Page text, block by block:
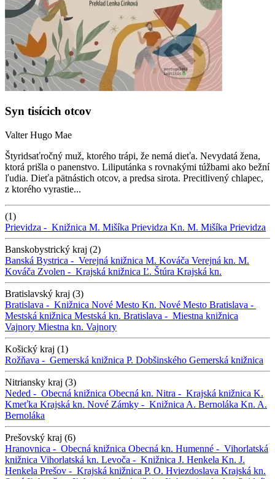
Syn tisícich otcov
Valter Hugo Mae
Štyridsaťročný muž, ktorého trápi, že nemá dieťa. Nevydatá žena,
ktorá prišla o panenstvo. Liliputánka s rovnakými túžbami ako bežní
ľudia. Dieťa pätnástich otcov, a predsa sirota. Precitlivený chlapec,
z ktorého vyrastie...
(1)
Prievidza - Knižnica M. Mišíka Prievidza Kn. M. Mišíka Prievidza
Banskobystrický kraj (2)
Banská Bystrica - Verejná knižnica M. Kováča Verejná kn. M.
Kováča Zvolen - Krajská knižnica Ľ. Štúra Krajská kn.
Bratislavský kraj (3)
Bratislava - Knižnica Nové Mesto Kn. Nové Mesto Bratislava -
Mestská knižnica Mestská kn. Bratislava - Miestna knižnica
Vajnory Miestna kn. Vajnory
Košický kraj (1)
Rožňava - Gemerská knižnica P. Dobšinského Gemerská knižnica
Nitriansky kraj (3)
Neded - Obecná knižnica Obecná kn. Nitra - Krajská knižnica K.
Kmeťka Krajská kn. Nové Zámky - Knižnica A. Bernoláka Kn. A.
Bernoláka
Prešovský kraj (6)
Hranovnica - Obecná knižnica Obecná kn. Humenné - Vihorlatská
knižnica Vihorlatská kn. Levoča - Knižnica J. Henkela Kn. J.
Henkela Prešov - Krajská knižnica P. O. Hviezdoslava Krajská kn.